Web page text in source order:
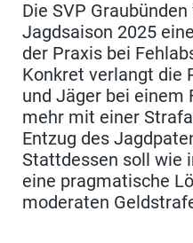
Die SVP
Jagdsaison 2025
der Praxis bei
Konkret verlangt die
und Jäger bei einem
mehr mit einer
Entzug des
Stattdessen soll wie
eine pragmatische
moderaten